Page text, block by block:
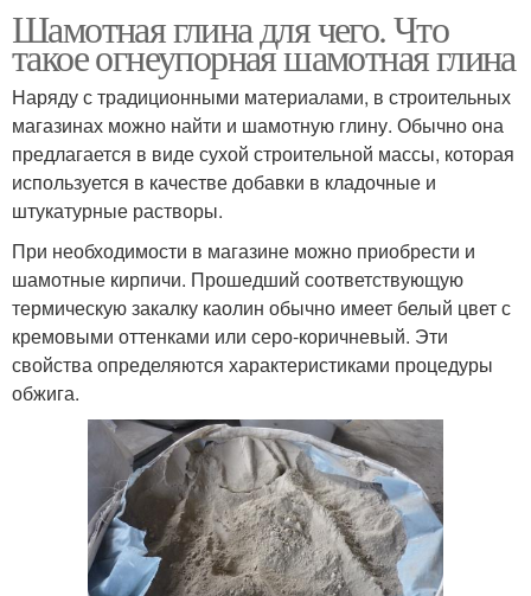
Шамотная глина для чего. Что
такое огнеупорная шамотная глина
Наряду с традиционными материалами, в строительных
магазинах можно найти и шамотную глину. Обычно она
предлагается в виде сухой строительной массы, которая
используется в качестве добавки в кладочные и
штукатурные растворы.
При необходимости в магазине можно приобрести и
шамотные кирпичи. Прошедший соответствующую
термическую закалку каолин обычно имеет белый цвет с
кремовыми оттенками или серо-коричневый. Эти
свойства определяются характеристиками процедуры
обжига.